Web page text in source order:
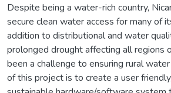
Despite being a water-rich country,
secure clean water access for many of
addition to distributional and water
prolonged drought affecting all regions
been a challenge to ensuring rural
of this project is to create a user